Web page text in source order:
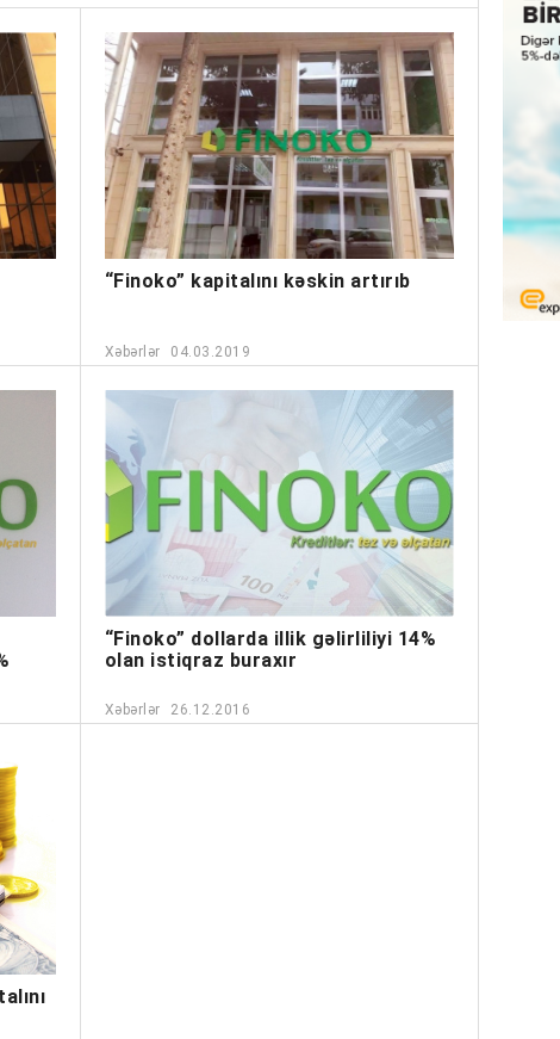
“Finoko” kapitalını kəskin artırıb
Xəbərlər 04.03.2019
“Finoko” dollarda illik gəlirliliyi 14%
olan istiqraz buraxır
Xəbərlər 26.12.2016